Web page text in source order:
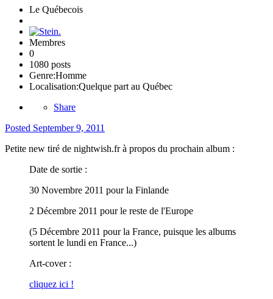
Le Québecois
Membres
0
1080 posts
Genre:Homme
Localisation:Quelque part au Québec
Share
Posted September 9, 2011
Petite new tiré de nightwish.fr à propos du prochain album :
Date de sortie :
30 Novembre 2011 pour la Finlande
2 Décembre 2011 pour le reste de l'Europe
(5 Décembre 2011 pour la France, puisque les albums
sortent le lundi en France...)
Art-cover :
cliquez ici !